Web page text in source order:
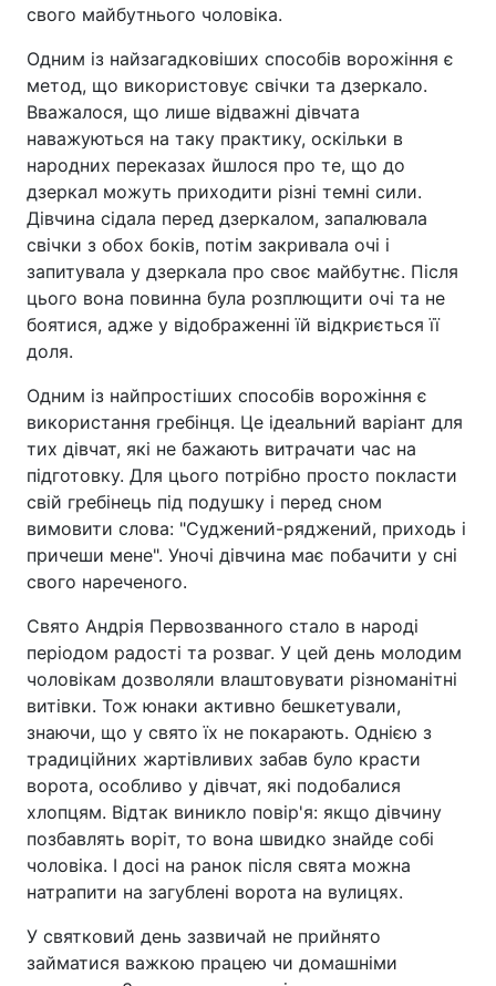
свого майбутнього чоловіка.
Одним із найзагадковіших способів ворожіння є
метод, що використовує свічки та дзеркало.
Вважалося, що лише відважні дівчата
наважуються на таку практику, оскільки в
народних переказах йшлося про те, що до
дзеркал можуть приходити різні темні сили.
Дівчина сідала перед дзеркалом, запалювала
свічки з обох боків, потім закривала очі і
запитувала у дзеркала про своє майбутнє. Після
цього вона повинна була розплющити очі та не
боятися, адже у відображенні їй відкриється її
доля.
Одним із найпростіших способів ворожіння є
використання гребінця. Це ідеальний варіант для
тих дівчат, які не бажають витрачати час на
підготовку. Для цього потрібно просто покласти
свій гребінець під подушку і перед сном
вимовити слова: "Суджений-ряджений, приходь і
причеши мене". Уночі дівчина має побачити у сні
свого нареченого.
Свято Андрія Первозванного стало в народі
періодом радості та розваг. У цей день молодим
чоловікам дозволяли влаштовувати різноманітні
витівки. Тож юнаки активно бешкетували,
знаючи, що у свято їх не покарають. Однією з
традиційних жартівливих забав було красти
ворота, особливо у дівчат, які подобалися
хлопцям. Відтак виникло повір'я: якщо дівчину
позбавлять воріт, то вона швидко знайде собі
чоловіка. І досі на ранок після свята можна
натрапити на загублені ворота на вулицях.
У святковий день зазвичай не прийнято
займатися важкою працею чи домашніми